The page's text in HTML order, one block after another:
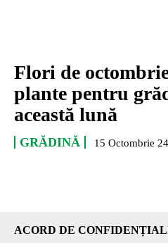
Flori de
plante pentru
această lună
GRĂDINĂ 15 Octombrie 24
ACORD DE